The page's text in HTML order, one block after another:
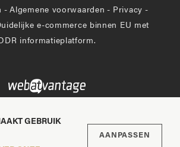
- Algemene voorwaarden - Privacy -
e-commerce binnen EU met
informatieplatform.
GEBRUIK
AANPASSEN